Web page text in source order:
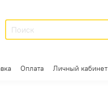
Оплата Личный кабинет